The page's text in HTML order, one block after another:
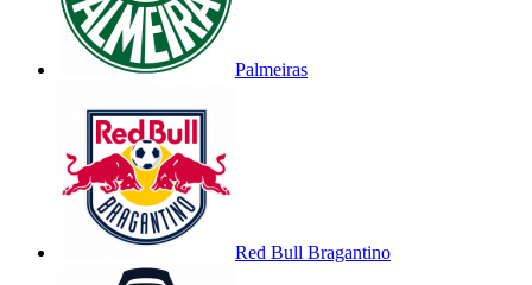
Palmeiras
Red Bull Bragantino